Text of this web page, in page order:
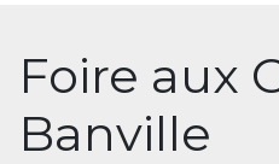
Foire aux
Banville